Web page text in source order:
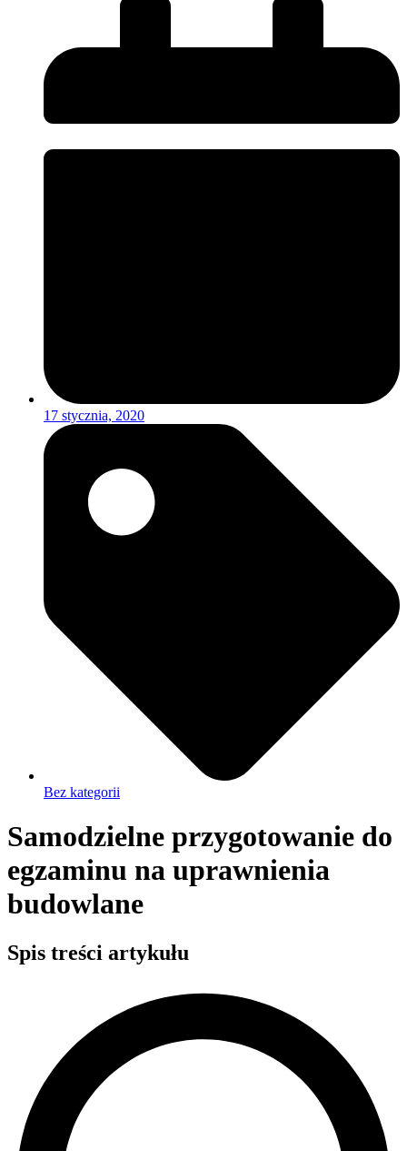
17 stycznia, 2020
Bez kategorii
Samodzielne przygotowanie do
egzaminu na uprawnienia
budowlane
Spis treści artykułu